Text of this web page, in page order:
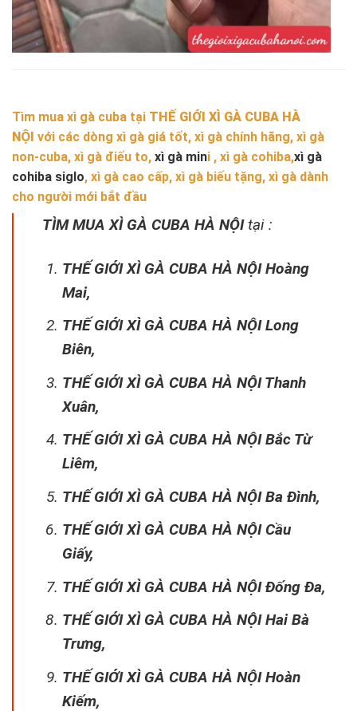
Tìm mua xì gà cuba tại THẾ GIỚI XÌ GÀ CUBA HÀ
NỘI với các dòng xì gà giá tốt, xì gà chính hãng, xì gà
non-cuba, xì gà điếu to, xì gà mini , xì gà cohiba,xì gà
cohiba siglo, xì gà cao cấp, xì gà biếu tặng, xì gà dành
cho người mới bắt đầu
TÌM MUA XÌ GÀ CUBA HÀ NỘItại :
THẾ GIỚI XÌ GÀ CUBA HÀ NỘI Hoàng
Mai,
THẾ GIỚI XÌ GÀ CUBA HÀ NỘI Long
Biên,
THẾ GIỚI XÌ GÀ CUBA HÀ NỘI Thanh
Xuân,
THẾ GIỚI XÌ GÀ CUBA HÀ NỘI Bắc Từ
Liêm,
THẾ GIỚI XÌ GÀ CUBA HÀ NỘI Ba Đình,
THẾ GIỚI XÌ GÀ CUBA HÀ NỘI Cầu
Giấy,
THẾ GIỚI XÌ GÀ CUBA HÀ NỘI Đống Đa,
THẾ GIỚI XÌ GÀ CUBA HÀ NỘI Hai Bà
Trưng,
THẾ GIỚI XÌ GÀ CUBA HÀ NỘI Hoàn
Kiếm,